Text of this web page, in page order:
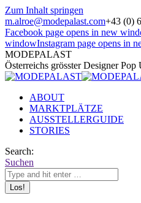
Zum Inhalt springen
m.alroe@modepalast.com+43 (0)
Facebook page opens in new
windowInstagram page opens in
MODEPALAST
Österreichs grösster Designer Pop
ABOUT
MARKTPLÄTZE
AUSSTELLERGUIDE
STORIES
Search:
Suchen